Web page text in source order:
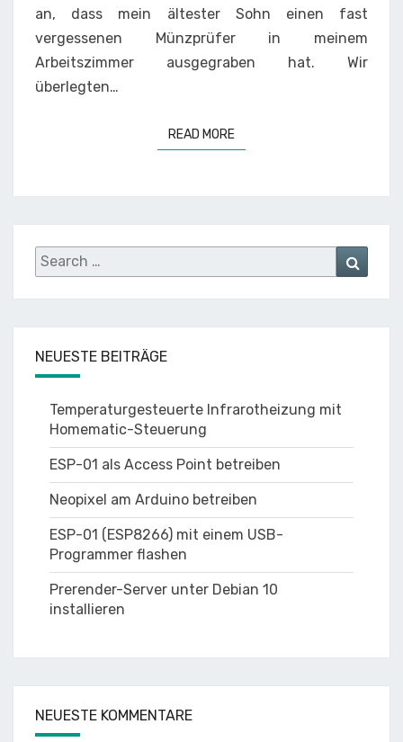
an, dass mein ältester Sohn einen fast
vergessenen Münzprüfer in meinem
Arbeitszimmer ausgegraben hat. Wir
überlegten…
READ MOREREAD MORE
Search
for:
NEUESTE BEITRÄGE
Temperaturgesteuerte Infrarotheizung mit
Homematic-Steuerung
ESP-01 als Access Point betreiben
Neopixel am Arduino betreiben
ESP-01 (ESP8266) mit einem USB-
Programmer flashen
Prerender-Server unter Debian 10
installieren
NEUESTE KOMMENTARE